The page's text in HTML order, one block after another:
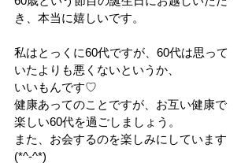
き、本当に嬉しいです。
私はとっくに60代ですが、60代は思って
いたよりも悪くないというか、
いいもんです♡
健康あってのことですが、お互い健康で
楽しい60代を過ごしましょう。
また、お会するのを楽しみにしています
(*^-^*)